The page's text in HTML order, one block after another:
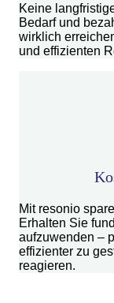
Keine
Bedarf und
wirklich
und effizienten
Mit resonio
Erhalten Sie
aufzuwenden –
effizienter zu
reagieren.